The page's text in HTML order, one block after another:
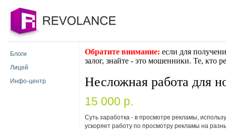
Блоги
Лицей
Инфо-центр
Обратите внимание: если для
залог, знайте - это мошенники. Те, кто
Несложная работа для
15 000 p.
Суть заработка - в просмотре рекламы,
ускоряет работу по просмотру рекламы на